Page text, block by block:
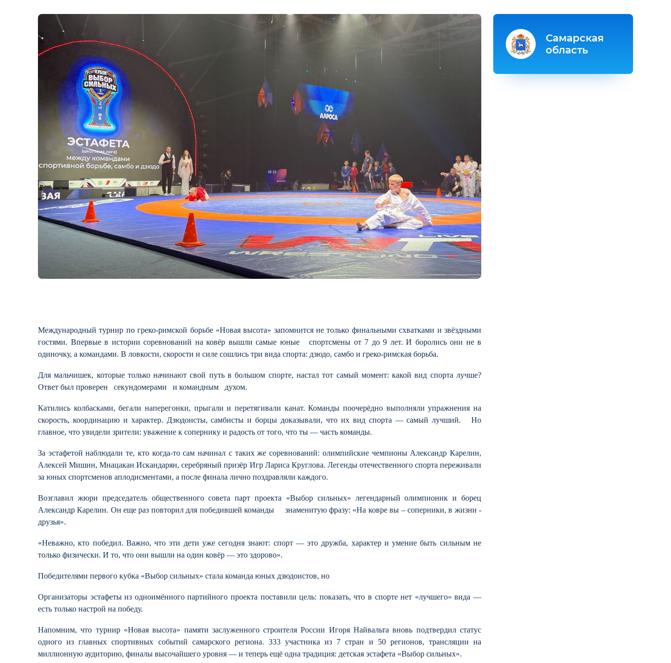
Международный турнир по греко-римской борьбе «Новая высота» запомнится не только финальными схватками и звёздными
гостями. Впервые в истории соревнований на ковёр вышли самые юные спортсмены от 7 до 9 лет. И боролись они не в
одиночку, а командами. В ловкости, скорости и силе сошлись три вида спорта: дзюдо, самбо и греко-римская борьба.
Для мальчишек, которые только начинают свой путь в большом спорте, настал тот самый момент: какой вид спорта лучше?
Ответ был проверен секундомерами и командным духом.
Катились колбасками, бегали наперегонки, прыгали и перетягивали канат. Команды поочерёдно выполняли упражнения на
скорость, координацию и характер. Дзюдоисты, самбисты и борцы доказывали, что их вид спорта — самый лучший. Но
главное, что увидели зрители: уважение к сопернику и радость от того, что ты — часть команды.
За эстафетой наблюдали те, кто когда-то сам начинал с таких же соревнований: олимпийские чемпионы Александр Карелин,
Алексей Мишин, Мнацакан Искандарян, серебряный призёр Игр Лариса Круглова. Легенды отечественного спорта переживали
за юных спортсменов аплодисментами, а после финала лично поздравляли каждого.
Возглавил жюри председатель общественного совета парт проекта «Выбор сильных» легендарный олимпионик и борец
Александр Карелин. Он еще раз повторил для победившей команды знаменитую фразу: «На ковре вы – соперники, в жизни -
друзья».
«Неважно, кто победил. Важно, что эти дети уже сегодня знают: спорт — это дружба, характер и умение быть сильным не
только физически. И то, что они вышли на один ковёр — это здорово».
Победителями первого кубка «Выбор сильных» стала команда юных дзюдоистов, но
Организаторы эстафеты из одноимённого партийного проекта поставили цель: показать, что в спорте нет «лучшего» вида —
есть только настрой на победу.
Напомним, что турнир «Новая высота» памяти заслуженного строителя России Игоря Найвальта вновь подтвердил статус
одного из главных спортивных событий самарского региона. 333 участника из 7 стран и 50 регионов, трансляции на
миллионную аудиторию, финалы высочайшего уровня — и теперь ещё одна традиция: детская эстафета «Выбор сильных».
Самарская
область